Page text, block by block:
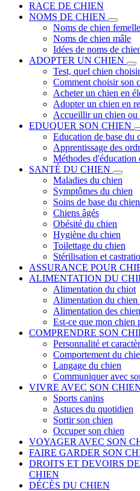
RACE DE CHIEN
NOMS DE CHIEN
Noms de chien femelle
Noms de chien mâle
Idées de noms de
ADOPTER UN CHIEN
Test, quel chien
Comment choisir son
Acheter un chien en
Adopter un chien en
Accueillir un chien ou
EDUQUER SON CHIEN
Education de base du
Apprentissage des
Méthodes d'éducation
SANTÉ DU CHIEN
Maladies du chien
Symptômes du chien
Soins de base du chien
Chiens âgés
Obésité du chien
Hygiène du chien
Toilettage du chien
Stérilisation et
ASSURANCE POUR
ALIMENTATION DU
Alimentation du chiot
Alimentation du chien
Alimentation des
Est-ce que mon chien
COMPRENDRE SON
Personnalité et
Comportement du
Langage du chien
Communiquer avec
VIVRE AVEC SON
Sports canins
Astuces du quotidien
Sortir son chien
Occuper son chien
VOYAGER AVEC SON
FAIRE GARDER SON
DROITS ET DEVOIRS
CHIEN
DÉCÈS DU CHIEN